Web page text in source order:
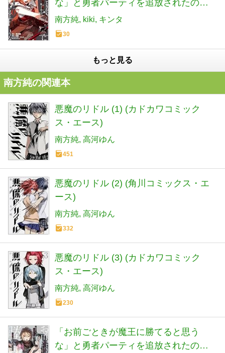
な」と勇者パーティを追放されたの
で、王都で気ままに暮らしたい THE
COMIC ７ (Ride Comics)
南方純 kiki キンタ
30
もっと見る
南方純の関連本
悪魔のリドル (1) (カドカワコミック
ス・エース)
南方純 高河ゆん
451
悪魔のリドル (2) (角川コミックス・エ
ース)
南方純 高河ゆん
332
悪魔のリドル (3) (カドカワコミック
ス・エース)
南方純 高河ゆん
230
「お前ごときが魔王に勝てると思う
な」と勇者パーティを追放されたの